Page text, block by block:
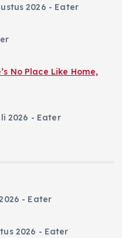
2026 - Eater
No Place Like Home,
2026 - Eater
- Eater
2026 - Eater